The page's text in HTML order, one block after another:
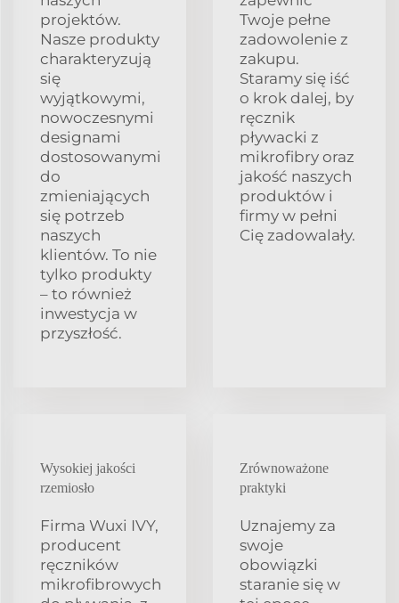
projektów.
Nasze produkty
charakteryzują
się
wyjątkowymi,
nowoczesnymi
designami
dostosowanymi
do
zmieniających
się potrzeb
naszych
klientów. To nie
tylko produkty
– to również
inwestycja w
przyszłość.
Twoje pełne
zadowolenie z
zakupu.
Staramy się iść
o krok dalej, by
ręcznik
pływacki z
mikrofibry oraz
jakość naszych
produktów i
firmy w pełni
Cię zadowalały.
Wysokiej jakości
rzemiosło
Firma Wuxi IVY,
producent
ręczników
mikrofibrowych
Zrównoważone
praktyki
Uznajemy za
swoje
obowiązki
staranie się w